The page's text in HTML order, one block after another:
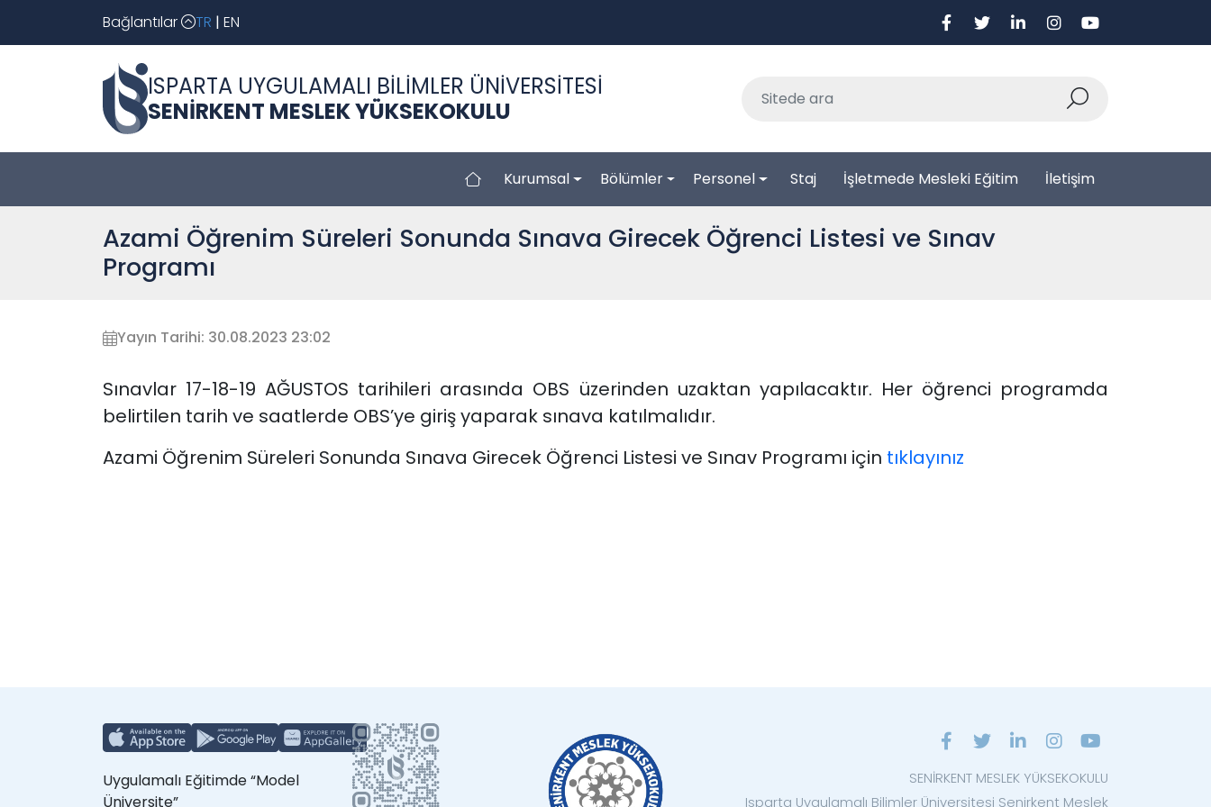
Bağlantılar TR | EN
ISPARTA UYGULAMALI BİLİMLER ÜNİVERSİTESİ
SENİRKENT MESLEK YÜKSEKOKULU
Kurumsal Bölümler Personel Staj İşletmede Mesleki Eğitim İletişim
Azami Öğrenim Süreleri Sonunda Sınava Girecek Öğrenci Listesi ve Sınav
Programı
Yayın Tarihi: 30.08.2023 23:02
Sınavlar 17-18-19 AĞUSTOS tarihileri arasında OBS üzerinden uzaktan yapılacaktır. Her öğrenci programda
belirtilen tarih ve saatlerde OBS’ye giriş yaparak sınava katılmalıdır.
Azami Öğrenim Süreleri Sonunda Sınava Girecek Öğrenci Listesi ve Sınav Programı için tıklayınız
Uygulamalı Eğitimde “Model
Üniversite”
SENİRKENT MESLEK YÜKSEKOKULU
Isparta Uygulamalı Bilimler Üniversitesi Senirkent Meslek